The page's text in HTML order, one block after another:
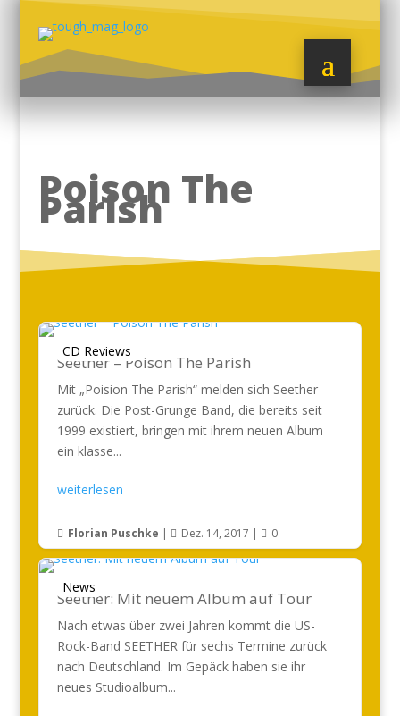
Poison The
Parish
CD Reviews
Seether – Poison The Parish
Mit „Poision The Parish“ melden sich Seether
zurück. Die Post-Grunge Band, die bereits seit
1999 existiert, bringen mit ihrem neuen Album
ein klasse...
weiterlesen
 Florian Puschke |  Dez. 14, 2017 |  0
News
Seether: Mit neuem Album auf Tour
Nach etwas über zwei Jahren kommt die US-
Rock-Band SEETHER für sechs Termine zurück
nach Deutschland. Im Gepäck haben sie ihr
neues Studioalbum...